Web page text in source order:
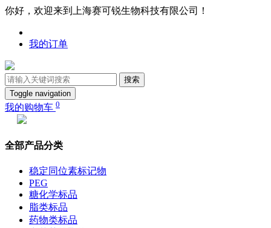
你好，欢迎来到上海赛可锐生物科技有限公司！
我的订单
搜索
Toggle navigation
我的购物车 0
全部产品分类
稳定同位素标记物
PEG
糖化学标品
脂类标品
药物类标品